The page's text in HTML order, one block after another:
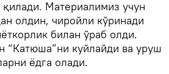
Материалимиз учун
олдин, чиройли кўринади
билан ўраб олди.
“Катюша”ни куйлайди ва уруш
ёдга олади.